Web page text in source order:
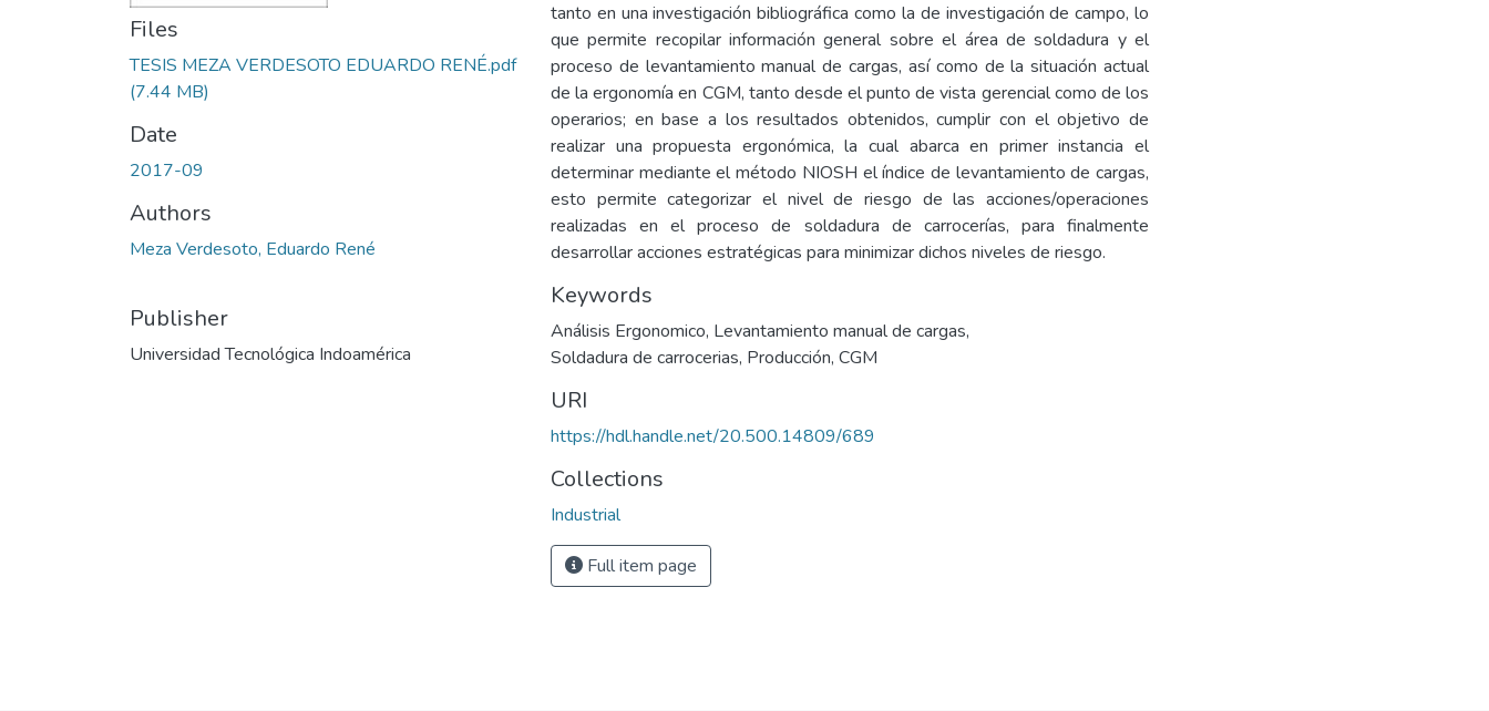
Files
TESIS MEZA VERDESOTO EDUARDO RENÉ.pdf
(7.44 MB)
Date
2017-09
Authors
Meza Verdesoto, Eduardo René
Publisher
Universidad Tecnológica Indoamérica
tanto en una investigación bibliográfica como la de investigación de campo, lo
que permite recopilar información general sobre el área de soldadura y el
proceso de levantamiento manual de cargas, así como de la situación actual
de la ergonomía en CGM, tanto desde el punto de vista gerencial como de los
operarios; en base a los resultados obtenidos, cumplir con el objetivo de
realizar una propuesta ergonómica, la cual abarca en primer instancia el
determinar mediante el método NIOSH el índice de levantamiento de cargas,
esto permite categorizar el nivel de riesgo de las acciones/operaciones
realizadas en el proceso de soldadura de carrocerías, para finalmente
desarrollar acciones estratégicas para minimizar dichos niveles de riesgo.
Keywords
Análisis Ergonomico, Levantamiento manual de cargas,
Soldadura de carrocerias, Producción, CGM
URI
https://hdl.handle.net/20.500.14809/689
Collections
Industrial
Full item page